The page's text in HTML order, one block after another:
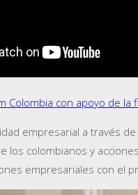
Colombia con apoyo de
empresarial a través
los colombianos y
empresariales con el